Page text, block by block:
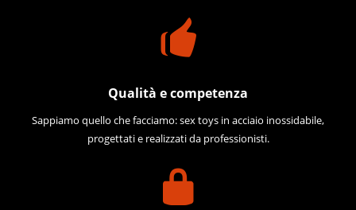
Qualità e competenza
Sappiamo quello che facciamo: sex toys in acciaio inossidabile,
progettati e realizzati da professionisti.